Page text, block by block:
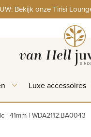
Bekijk onze Tirisi
Luxe accessoires
| 41mm | WDA2112.BA0043